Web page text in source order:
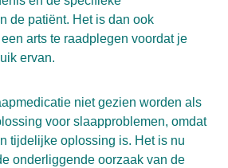
de patiënt. Het is dan ook
arts te raadplegen voordat je
ervan.
niet gezien worden als
voor slaapproblemen, omdat
tijdelijke oplossing is. Het is nu
onderliggende oorzaak van de